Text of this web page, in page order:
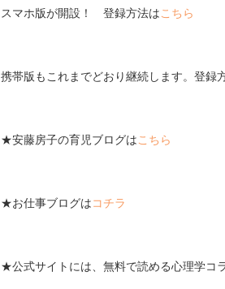
スマホ版が開設！ 登録方法はこちら
携帯版もこれまでどおり継続します。登録
★安藤房子の育児ブログはこちら
★お仕事ブログはコチラ
★公式サイトには、無料で読める心理学コ